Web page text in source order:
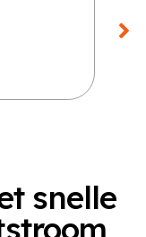
snelle